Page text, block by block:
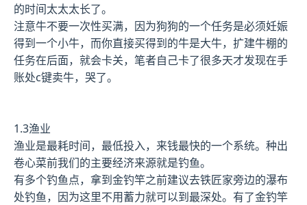
的时间太太太长了。
注意牛不要一次性买满，因为狗狗的一个任务是必须妊娠
得到一个小牛，而你直接买得到的牛是大牛，扩建牛棚的
任务在后面，就会卡关，笔者自己卡了很多天才发现在手
账处c键卖牛，哭了。
1.3渔业
渔业是最耗时间，最低投入，来钱最快的一个系统。种出
卷心菜前我们的主要经济来源就是钓鱼。
有多个钓鱼点，拿到金钓竿之前建议去铁匠家旁边的瀑布
处钓鱼，因为这里不用蓄力就可以到最深处。有了金钓竿